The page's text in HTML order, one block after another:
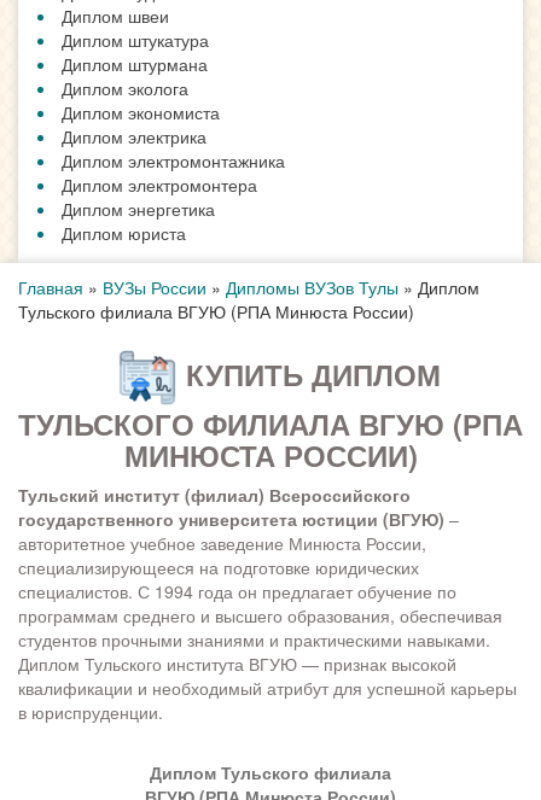
Диплом швеи
Диплом штукатура
Диплом штурмана
Диплом эколога
Диплом экономиста
Диплом электрика
Диплом электромонтажника
Диплом электромонтера
Диплом энергетика
Диплом юриста
Главная » ВУЗы России » Дипломы ВУЗов Тулы » Диплом
Тульского филиала ВГУЮ (РПА Минюста России)
КУПИТЬ ДИПЛОМ
ТУЛЬСКОГО ФИЛИАЛА ВГУЮ (РПА
МИНЮСТА РОССИИ)
Тульский институт (филиал) Всероссийского
государственного университета юстиции (ВГУЮ) –
авторитетное учебное заведение Минюста России,
специализирующееся на подготовке юридических
специалистов. С 1994 года он предлагает обучение по
программам среднего и высшего образования, обеспечивая
студентов прочными знаниями и практическими навыками.
Диплом Тульского института ВГУЮ — признак высокой
квалификации и необходимый атрибут для успешной карьеры
в юриспруденции.
Диплом Тульского филиала